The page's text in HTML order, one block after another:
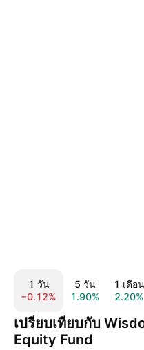
1 วัน
−0.12%
5 วัน
1.90%
1 เดือน
2.20%
เปรียบเทียบกับ
Equity Fund